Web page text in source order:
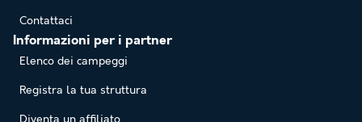
Contattaci
Informazioni per i partner
Elenco dei campeggi
Registra la tua struttura